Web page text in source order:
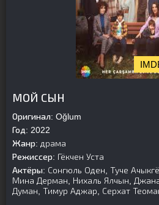
МОЙ СЫН
Оригинал: Oğlum
Год: 2022
Жанр: драма
Режиссер: Гёкчен Уста
Актёры: Сонгюль Оден, Туче
Мина Дерман, Нихаль Ялчын,
Думан, Тимур Аджар, Серхат